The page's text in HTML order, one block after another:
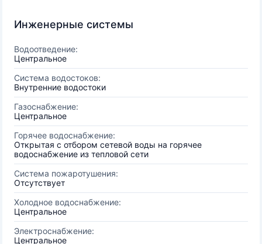
Инженерные системы
Водоотведение:
Центральное
Система водостоков:
Внутренние водостоки
Газоснабжение:
Центральное
Горячее водоснабжение:
Открытая с отбором сетевой воды на горячее
водоснабжение из тепловой сети
Система пожаротушения:
Отсутствует
Холодное водоснабжение:
Центральное
Электроснабжение:
Центральное